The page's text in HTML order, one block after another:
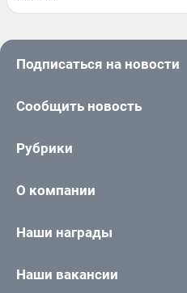
Подписаться на новости
Сообщить новость
Рубрики
О компании
Наши награды
Наши вакансии